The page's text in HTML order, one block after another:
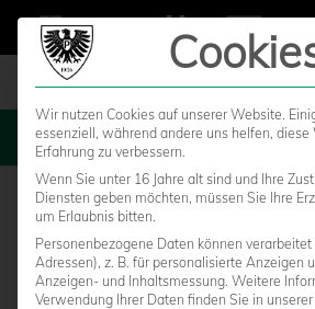
MENU
Wir nutzen Cookies auf unserer Website.
essenziell, während andere uns helfen, diese
Erfahrung zu verbessern.
Wenn Sie unter 16 Jahre alt sind und Ihre
Diensten geben möchten, müssen Sie Ihre
um Erlaubnis bitten.
Personenbezogene Daten können
Adressen), z. B. für personalisierte Anzeigen
Anzeigen- und Inhaltsmessung. Weitere
Verwendung Ihrer Daten finden Sie in unserer